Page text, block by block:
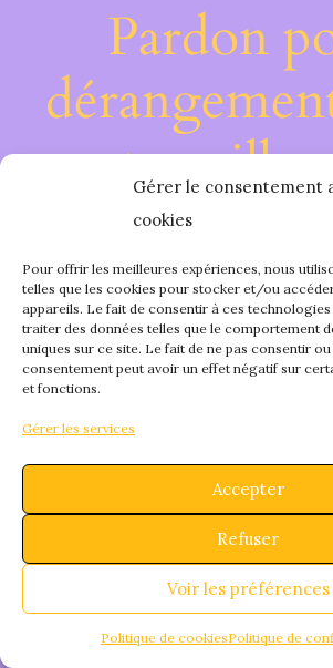
Gérer le consentement
cookies
Pour offrir les meilleures expériences, nous
telles que les cookies pour stocker et/ou
appareils. Le fait de consentir à ces
traiter des données telles que le comportement
uniques sur ce site. Le fait de ne pas consentir
consentement peut avoir un effet négatif sur
et fonctions.
Gérer les services
Accepter
Refuser
Voir les préférences
Politique de cookiesPolitique de
Pardon
quelque
fantastique